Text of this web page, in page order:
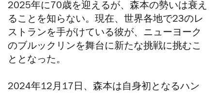
2025年に70歳を迎えるが、森本の勢いは衰え
ることを知らない。現在、世界各地で23のレ
ストランを手がけている彼が、ニューヨーク
のブルックリンを舞台に新たな挑戦に挑むこ
ととなった。
2024年12月17日、森本は自身初となるハン